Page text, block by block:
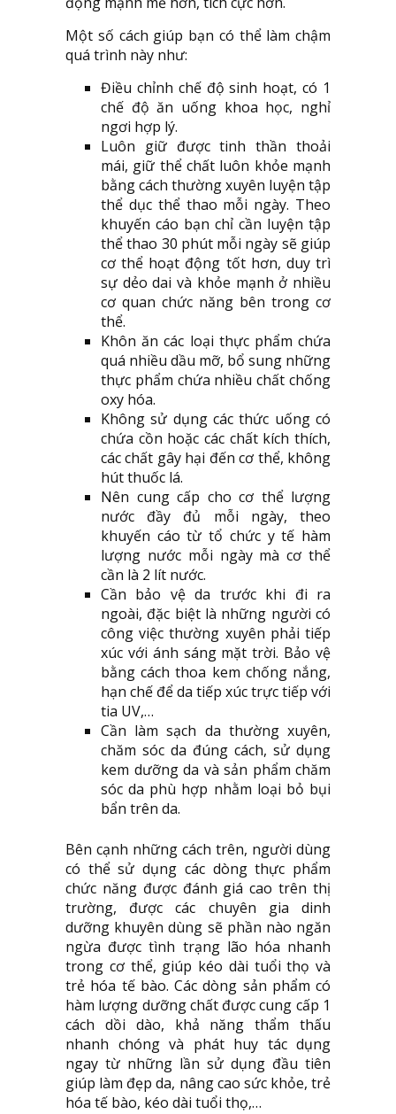
Một số cách giúp bạn có thể làm chậm
quá trình này như:
Điều chỉnh chế độ sinh hoạt, có 1
chế độ ăn uống khoa học, nghỉ
ngơi hợp lý.
Luôn giữ được tinh thần thoải
mái, giữ thể chất luôn khỏe mạnh
bằng cách thường xuyên luyện tập
thể dục thể thao mỗi ngày. Theo
khuyến cáo bạn chỉ cần luyện tập
thể thao 30 phút mỗi ngày sẽ giúp
cơ thể hoạt động tốt hơn, duy trì
sự dẻo dai và khỏe mạnh ở nhiều
cơ quan chức năng bên trong cơ
thể.
Khôn ăn các loại thực phẩm chứa
quá nhiều dầu mỡ, bổ sung những
thực phẩm chứa nhiều chất chống
oxy hóa.
Không sử dụng các thức uống có
chứa cồn hoặc các chất kích thích,
các chất gây hại đến cơ thể, không
hút thuốc lá.
Nên cung cấp cho cơ thể lượng
nước đầy đủ mỗi ngày, theo
khuyến cáo từ tổ chức y tế hàm
lượng nước mỗi ngày mà cơ thể
cần là 2 lít nước.
Cần bảo vệ da trước khi đi ra
ngoài, đặc biệt là những người có
công việc thường xuyên phải tiếp
xúc với ánh sáng mặt trời. Bảo vệ
bằng cách thoa kem chống nắng,
hạn chế để da tiếp xúc trực tiếp với
tia UV,…
Cần làm sạch da thường xuyên,
chăm sóc da đúng cách, sử dụng
kem dưỡng da và sản phẩm chăm
sóc da phù hợp nhằm loại bỏ bụi
bẩn trên da.
Bên cạnh những cách trên, người dùng
có thể sử dụng các dòng thực phẩm
chức năng được đánh giá cao trên thị
trường, được các chuyên gia dinh
dưỡng khuyên dùng sẽ phần nào ngăn
ngừa được tình trạng lão hóa nhanh
trong cơ thể, giúp kéo dài tuổi thọ và
trẻ hóa tế bào. Các dòng sản phẩm có
hàm lượng dưỡng chất được cung cấp 1
cách dồi dào, khả năng thẩm thấu
nhanh chóng và phát huy tác dụng
ngay từ những lần sử dụng đầu tiên
giúp làm đẹp da, nâng cao sức khỏe, trẻ
hóa tế bào, kéo dài tuổi thọ,…